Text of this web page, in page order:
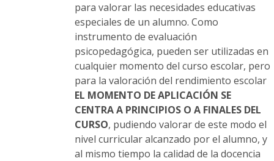
para valorar las necesidades educativas
especiales de un alumno. Como
instrumento de evaluación
psicopedagógica, pueden ser utilizadas en
cualquier momento del curso escolar, pero
para la valoración del rendimiento escolar
EL MOMENTO DE APLICACIÓN SE
CENTRA A PRINCIPIOS O A FINALES DEL
CURSO, pudiendo valorar de este modo el
nivel curricular alcanzado por el alumno, y
al mismo tiempo la calidad de la docencia